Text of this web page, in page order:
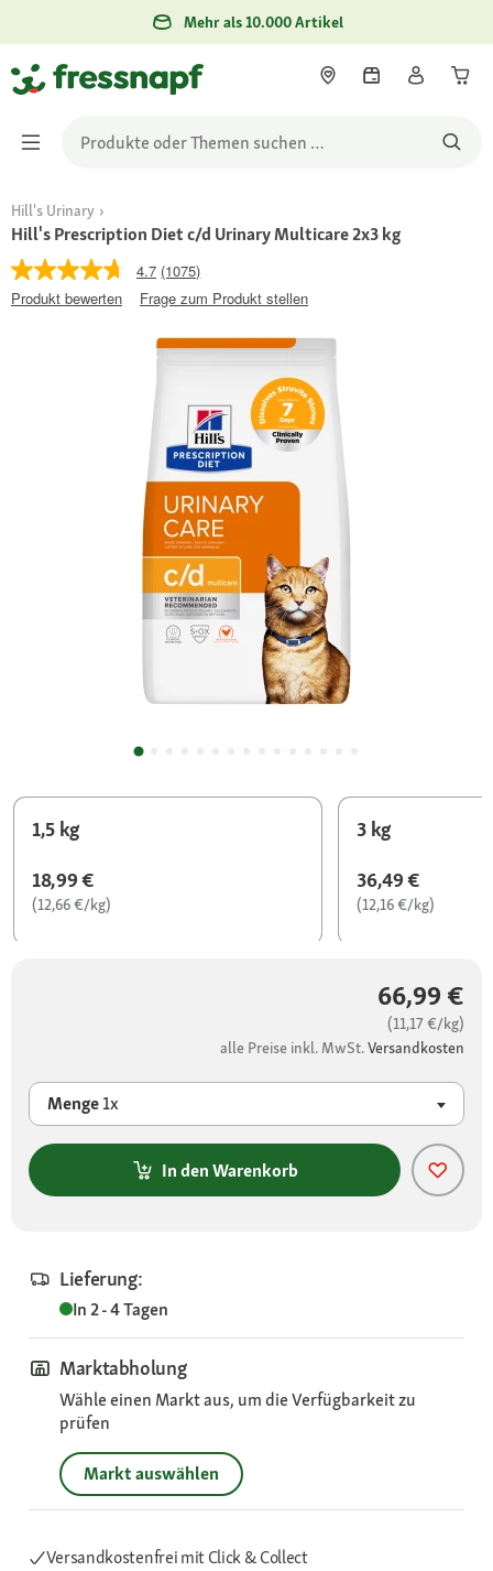
Mehr als 10.000 Artikel
Hill's Urinary
Hill's Prescription Diet c/d Urinary Multicare 2x3 kg
4.7 (1075)
Produkt bewerten
Frage zum Produkt stellen
1,5 kg
18,99 €
(12,66 €/kg)
3 kg
36,49 €
(12,16 €/kg)
66,99 €
(11,17 €/kg)
alle Preise inkl. MwSt.Versandkosten
Menge1x
In den Warenkorb
Lieferung:
In 2 - 4 Tagen
Marktabholung
Wähle einen Markt aus, um die Verfügbarkeit zu
prüfen
Markt auswählen
Versandkostenfrei mit Click & Collect